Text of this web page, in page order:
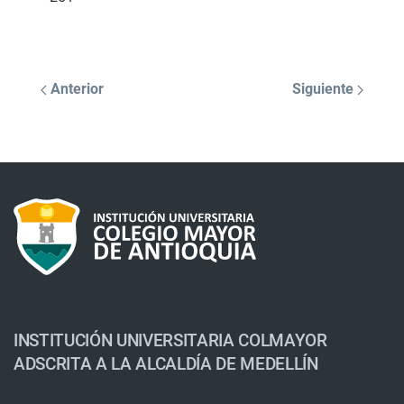
Anterior Siguiente
INSTITUCIÓN UNIVERSITARIA COLMAYOR
ADSCRITA A LA ALCALDÍA DE MEDELLÍN